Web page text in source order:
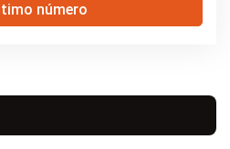
número